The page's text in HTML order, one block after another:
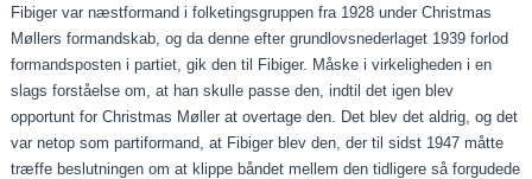
Fibiger var næstformand i folketingsgruppen fra 1928 under Christmas
Møllers formandskab, og da denne efter grundlovsnederlaget 1939 forlod
formandsposten i partiet, gik den til Fibiger. Måske i virkeligheden i en
slags forståelse om, at han skulle passe den, indtil det igen blev
opportunt for Christmas Møller at overtage den. Det blev det aldrig, og det
var netop som partiformand, at Fibiger blev den, der til sidst 1947 måtte
træffe beslutningen om at klippe båndet mellem den tidligere så forgudede